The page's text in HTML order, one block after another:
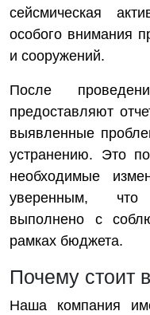
сейсмическая
особого внимания
и сооружений.
После
предоставляют
выявленные
устранению. Это
необходимые
уверенным, что
выполнено с
рамках бюджета.
Почему стоит
Наша компания